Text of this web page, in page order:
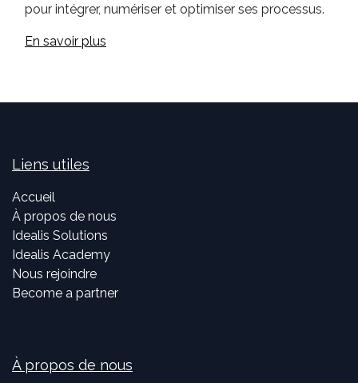
pour intégrer, numériser et optimiser ses processus.
En savoir plus
Liens utiles
Accueil
À propos de nous
Idealis Solutions
Idealis Academy
Nous rejoindre
Become a partner
À propos de nous